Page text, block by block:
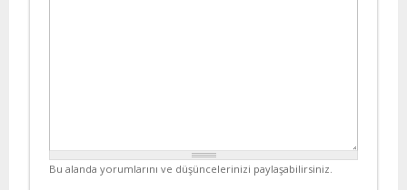
Bu alanda yorumlarını ve düşüncelerinizi paylaşabilirsiniz.